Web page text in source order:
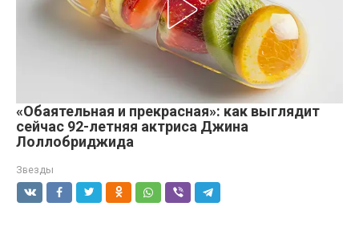
«Обаятельная и прекрасная»: как выглядит
сейчас 92-летняя актриса Джина
Лоллобриджида
Звезды